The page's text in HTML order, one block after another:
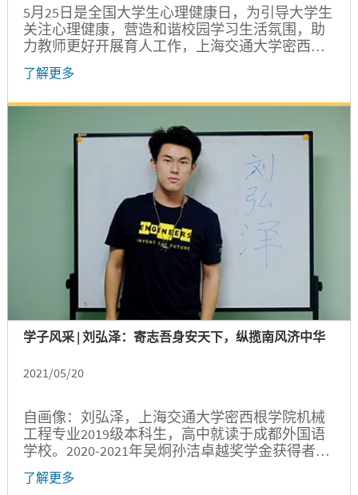
5月25日是全国大学生心理健康日，为引导大学生
关注心理健康，营造和谐校园学习生活氛围，助
力教师更好开展育人工作，上海交通大学密西根
学院当天在龙宾楼举办分别面向教师和学生的心
理健康日系列交流活动。 “茶语”工作坊第三次交
期）在龙宾楼403会议室举行。工作坊特邀上海市
精神卫生中心、上海华山医院心境障碍科主治医
师蔡亦蕴作为主讲嘉宾进行以...
了解更多
学子风采 | 刘弘泽：寄志吾身安天下，纵揽南风济中华
2021/05/20
自画像：刘弘泽，上海交通大学密西根学院机械
工程专业2019级本科生，高中就读于成都外国语
学校。2020-2021年吴炯孙洁卓越奖学金获得者，
曾两次被评为上海交通大学优秀团员。 无用之
用，方为大用。或早或晚，我们都应该开始做自
了解更多